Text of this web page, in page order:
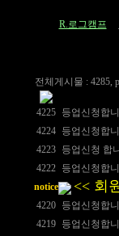
R.로그캠프
전체게시물 : 4285,
4225 등업신청합
4224 등업신청합
4223 등업신청 합
4222 등업신청합
notice
<< 회
4220 등업신청합
4219 등업신청합